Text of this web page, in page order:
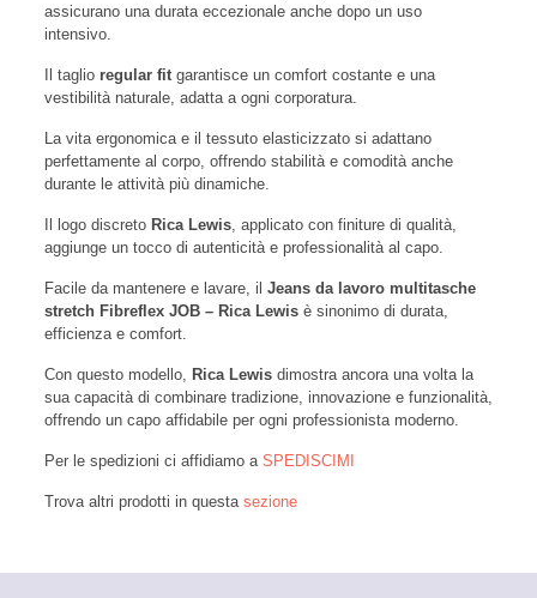
assicurano una durata eccezionale anche dopo un uso
intensivo.
Il taglio regular fitgarantisce un comfort costante e una
vestibilità naturale, adatta a ogni corporatura.
La vita ergonomica e il tessuto elasticizzato si adattano
perfettamente al corpo, offrendo stabilità e comodità anche
durante le attività più dinamiche.
Il logo discreto Rica Lewis, applicato con finiture di qualità,
aggiunge un tocco di autenticità e professionalità al capo.
Facile da mantenere e lavare, il Jeans da lavoro multitasche
stretch Fibreflex JOB – Rica Lewisè sinonimo di durata,
efficienza e comfort.
Con questo modello, Rica Lewisdimostra ancora una volta la
sua capacità di combinare tradizione, innovazione e funzionalità,
offrendo un capo affidabile per ogni professionista moderno.
Per le spedizioni ci affidiamo a SPEDISCIMI
Trova altri prodotti in questa sezione